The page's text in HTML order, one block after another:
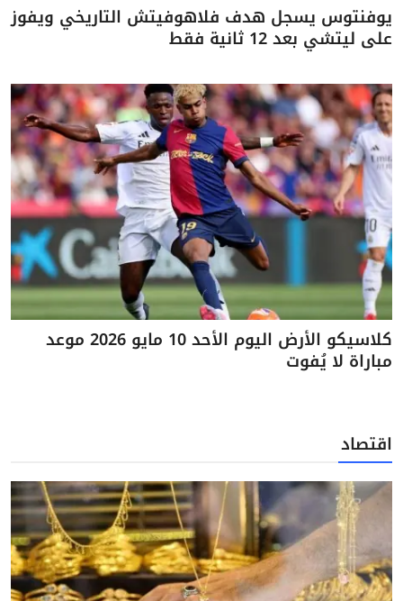
يوفنتوس يسجل هدف فلاهوفيتش التاريخي ويفوز
على ليتشي بعد 12 ثانية فقط
كلاسيكو الأرض اليوم الأحد 10 مايو 2026 موعد
مباراة لا يُفوت
اقتصاد